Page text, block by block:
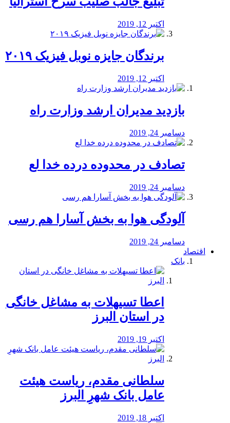
اکتبر 12, 2019
برندگان جایزه نوبل فیزیک ۲۰۱۹
اکتبر 12, 2019
بازدید مدیران ارشد وزارت راه
دسامبر 24, 2019
تصادف در محدوده درده خدا لع
دسامبر 24, 2019
آلودگی هوا به بخش آسارا هم رسی
دسامبر 24, 2019
اقتصاد
بانک
️اعطا تسیهلات به مشاغل خانگی
در استان البرز
اکتبر 19, 2019
سلطانی مقدم، ریاست هیئت
عامل بانک شهرِ البرز
اکتبر 18, 2019